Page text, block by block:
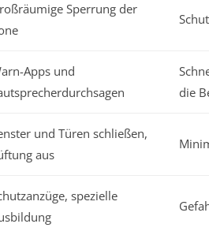
Sperrung der
Apps und
die
und Türen schließen,
aus
spezielle